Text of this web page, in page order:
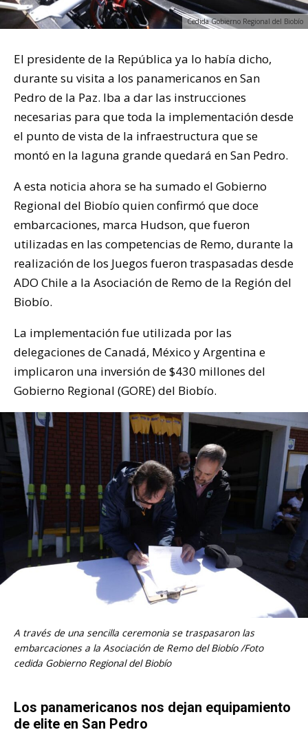
Cedida Gobierno Regional del Biobío
El presidente de la República ya lo había dicho,
durante su visita a los panamericanos en San
Pedro de la Paz. Iba a dar las instrucciones
necesarias para que toda la implementación desde
el punto de vista de la infraestructura que se
montó en la laguna grande quedará en San Pedro.
A esta noticia ahora se ha sumado el Gobierno
Regional del Biobío quien confirmó que doce
embarcaciones, marca Hudson, que fueron
utilizadas en las competencias de Remo, durante la
realización de los Juegos fueron traspasadas desde
ADO Chile a la Asociación de Remo de la Región del
Biobío.
La implementación fue utilizada por las
delegaciones de Canadá, México y Argentina e
implicaron una inversión de $430 millones del
Gobierno Regional (GORE) del Biobío.
A través de una sencilla ceremonia se traspasaron las
embarcaciones a la Asociación de Remo del Biobío /Foto
cedida Gobierno Regional del Biobío
Los panamericanos nos dejan equipamiento
de elite en San Pedro